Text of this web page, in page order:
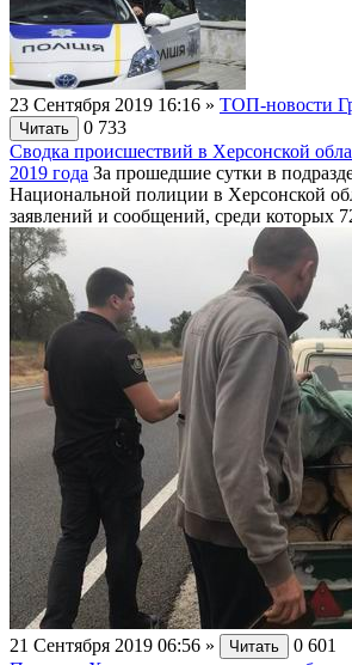
23 Сентября 2019 16:16 » ТОП-новости
Читать 0 733
Сводка происшествий в Херсонской
2019 года За прошедшие сутки в
Национальной полиции в Херсонской
заявлений и сообщений, среди которых
21 Сентября 2019 06:56 » Читать 0 601